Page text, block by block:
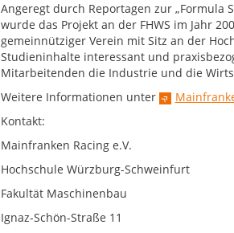
Angeregt durch Reportagen zur
wurde das Projekt an der FHWS im Jahr
gemeinnütziger Verein mit Sitz an der
Studieninhalte interessant und
Mitarbeitenden die Industrie und die
Weitere Informationen unter
Kontakt:
Mainfranken Racing e.V.
Hochschule Würzburg-Schweinfurt
Fakultät Maschinenbau
Ignaz-Schön-Straße 11